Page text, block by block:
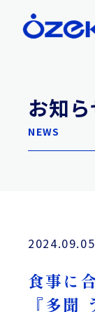
お知
NEWS
2024.09.05
食事に
『多聞